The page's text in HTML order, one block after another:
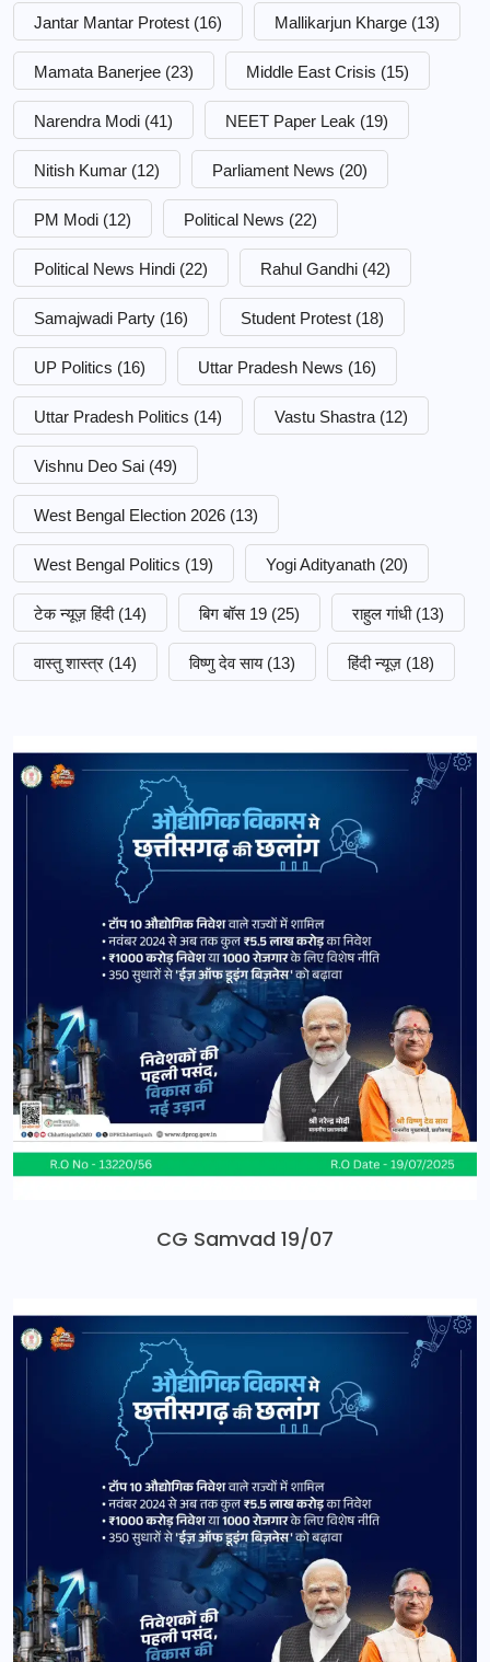
Jantar Mantar Protest (16) Mallikarjun Kharge (13)
Mamata Banerjee (23) Middle East Crisis (15)
Narendra Modi (41) NEET Paper Leak (19)
Nitish Kumar (12) Parliament News (20)
PM Modi (12) Political News (22)
Political News Hindi (22) Rahul Gandhi (42)
Samajwadi Party (16) Student Protest (18)
UP Politics (16) Uttar Pradesh News (16)
Uttar Pradesh Politics (14) Vastu Shastra (12)
Vishnu Deo Sai (49)
West Bengal Election 2026 (13)
West Bengal Politics (19) Yogi Adityanath (20)
टेक न्यूज़ हिंदी (14) बिग बॉस 19 (25) राहुल गांधी (13)
वास्तु शास्त्र (14) विष्णु देव साय (13) हिंदी न्यूज़ (18)
CG Samvad 19/07